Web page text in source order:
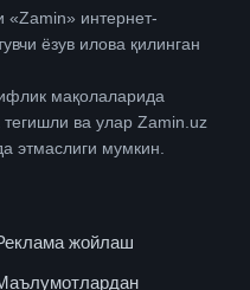
«Zamin» интернет-
ёзув илова қилинган
мақолаларида
ва улар Zamin.uz
этмаслиги мумкин.
жойлаш